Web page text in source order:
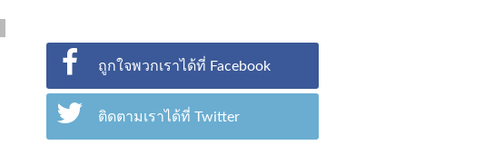
ถูกใจพวกเราได้ที่ Facebook
ติดตามเราได้ที่ Twitter